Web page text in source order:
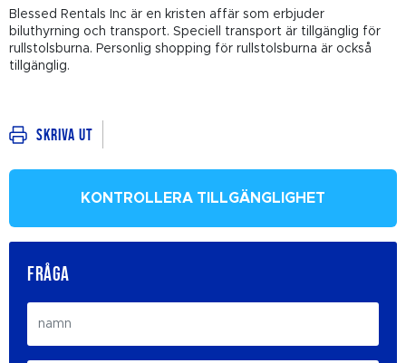
Blessed Rentals Inc är en kristen affär som erbjuder
biluthyrning och transport. Speciell transport är tillgänglig för
rullstolsburna. Personlig shopping för rullstolsburna är också
tillgänglig.
Skriva ut
KONTROLLERA TILLGÄNGLIGHET
FRÅGA